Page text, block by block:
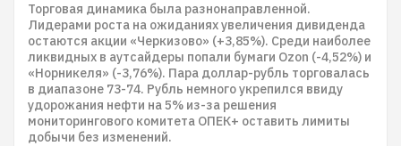
Торговая динамика была разнонаправленной.
Лидерами роста на ожиданиях увеличения дивиденда
остаются акции «Черкизово» (+3,85%). Среди наиболее
ликвидных в аутсайдеры попали бумаги Ozon (-4,52%) и
«Норникеля» (-3,76%). Пара доллар-рубль торговалась
в диапазоне 73-74. Рубль немного укрепился ввиду
удорожания нефти на 5% из-за решения
мониторингового комитета ОПЕК+ оставить лимиты
добычи без изменений.